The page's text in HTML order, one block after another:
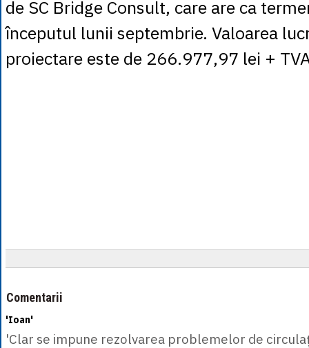
de SC Bridge Consult, care are ca
începutul lunii septembrie. Valoarea
proiectare este de 266.977,97 lei +
Comentarii
'Ioan'
'Clar se impune rezolvarea problemelor de